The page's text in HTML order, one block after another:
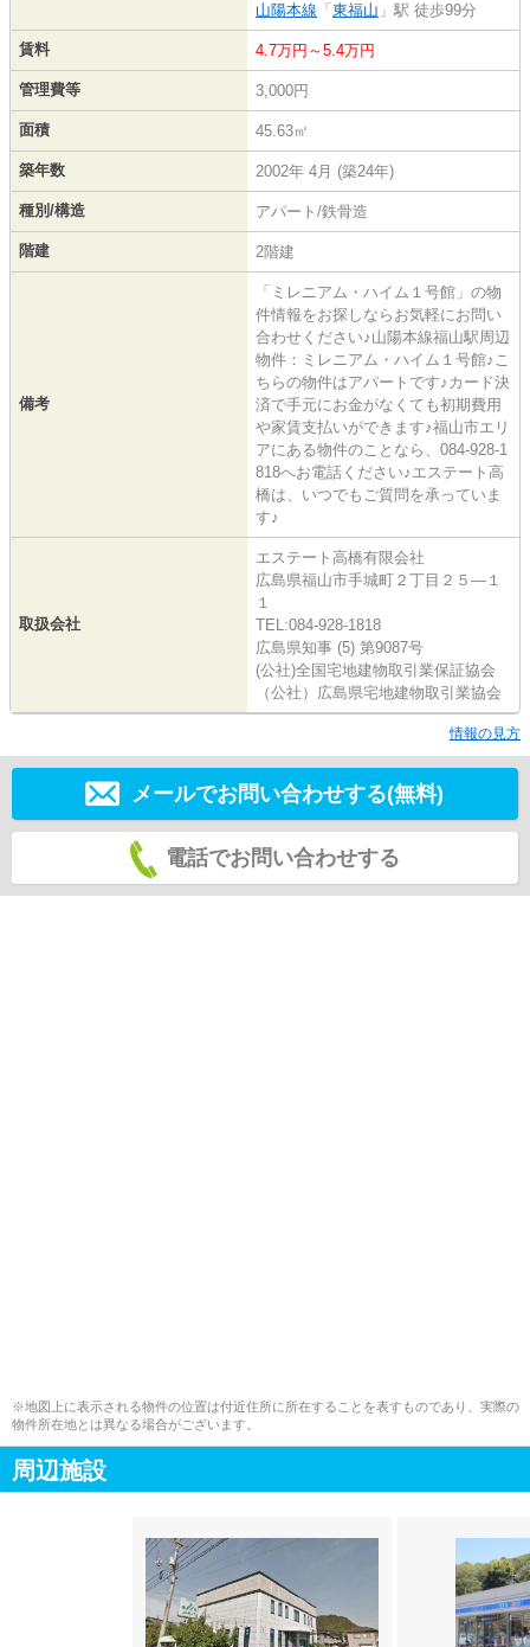
山陽本線 「 東福山 」駅 徒歩99分
賃料 4.7万円～5.4万円
管理費等 3,000円
面積 45.63㎡
築年数 2002年 4月 (築24年)
種別/構造 アパート/鉄骨造
階建 2階建
備考
「ミレニアム・ハイム１号館」の物
件情報をお探しならお気軽にお問い
合わせください♪山陽本線福山駅周辺
物件：ミレニアム・ハイム１号館♪こ
ちらの物件はアパートです♪カード決
済で手元にお金がなくても初期費用
や家賃支払いができます♪福山市エリ
アにある物件のことなら、084-928-1
818へお電話ください♪エステート高
橋は、いつでもご質問を承っていま
す♪
取扱会社
エステート高橋有限会社
広島県福山市手城町２丁目２５―１
１
TEL:084-928-1818
広島県知事 (5) 第9087号
(公社)全国宅地建物取引業保証協会
（公社）広島県宅地建物取引業協会
情報の見方
メールでお問い合わせする(無料)
電話でお問い合わせする
※地図上に表示される物件の位置は付近住所に所在することを表すものであり、実際の
物件所在地とは異なる場合がございます。
周辺施設